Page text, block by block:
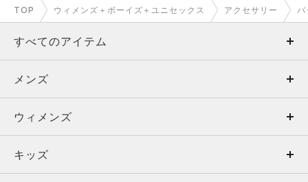
TOP ウィメンズ＋ボーイズ＋ユニセックス アクセサリー バ
すべてのアイテム
メンズ
ウィメンズ
キッズ
メンズ
トップス
ボトムス
ウィメンズ
トップス
キッズ